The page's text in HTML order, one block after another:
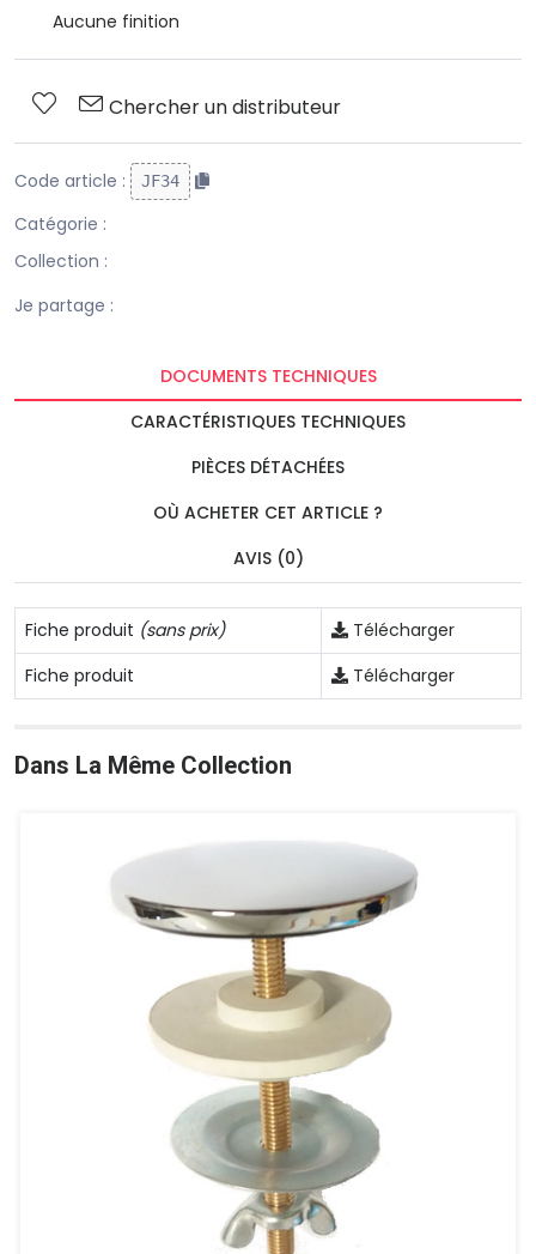
Aucune finition
Chercher un distributeur
Code article : JF34
Catégorie :
Collection :
Je partage :
DOCUMENTS TECHNIQUES
CARACTÉRISTIQUES TECHNIQUES
PIÈCES DÉTACHÉES
OÙ ACHETER CET ARTICLE ?
AVIS (0)
Fiche produit (sans prix)
Télécharger
Fiche produit
Télécharger
Dans La Même Collection